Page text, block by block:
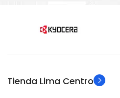
GARANTIA
TIPO Original
Tienda Lima Centro